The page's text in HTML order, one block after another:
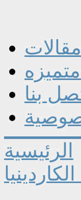
مقالات
بنا
الرئيسية